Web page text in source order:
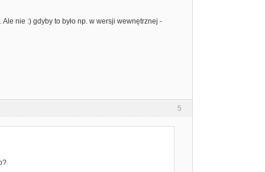
nie :) gdyby to było np. w wersji wewnętrznej -
5